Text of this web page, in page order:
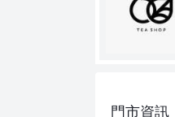
門市資訊